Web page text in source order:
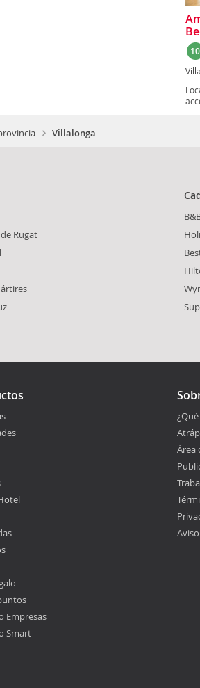
10
Villalonga
Rugat
Empresas
Smart
Área